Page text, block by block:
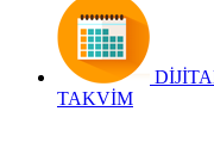
TAKVİM